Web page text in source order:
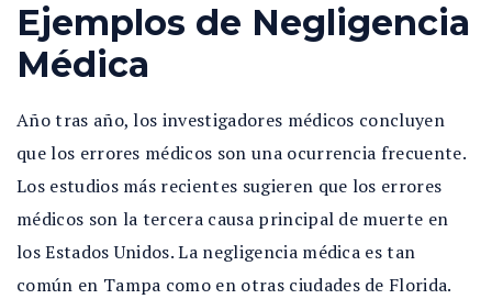
Ejemplos de Negligencia
Médica
Año tras año, los investigadores médicos concluyen
que los errores médicos son una ocurrencia frecuente.
Los estudios más recientes sugieren que los errores
médicos son la tercera causa principal de muerte en
los Estados Unidos. La negligencia médica es tan
común en Tampa como en otras ciudades de Florida.